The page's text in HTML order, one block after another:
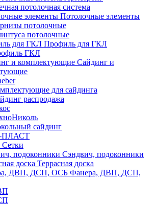
потолочная система
Потолочные элементы
потолочные
потолочные
Профиль для ГКЛ
ГКЛ
Сайдинг и
для сайдинга
распродажа
сайдинг
Сетки
Сэндвич, подоконники
Террасная доска
Фанера, ДВП, ДСП,